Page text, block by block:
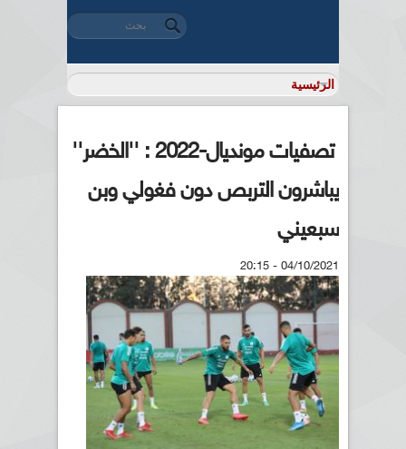
استمارة البحث
‏بحث ‏
تصفيات مونديال-2022 : ''الخضر''
يباشرون التربص دون فغولي وبن
سبعيني
04/10/2021 - 20:15